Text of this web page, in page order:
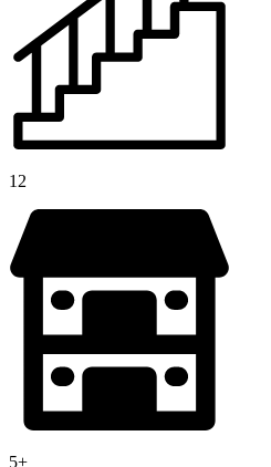
12
5+